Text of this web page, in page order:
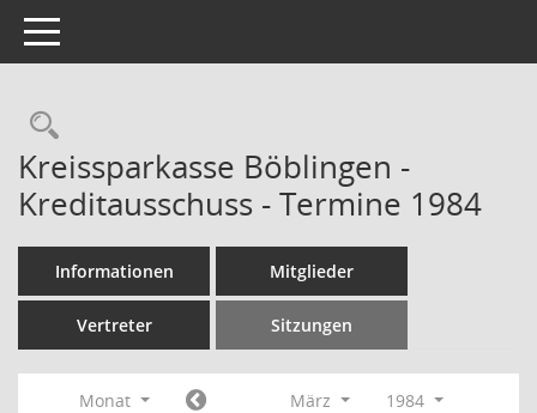
Toggle navigation
Rechercheauswahl
Kreissparkasse Böblingen -
Kreditausschuss - Termine 1984
Informationen Mitglieder
Vertreter Sitzungen
Monat März
1984